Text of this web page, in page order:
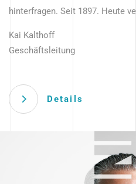
hinterfragen. Seit 1897. Heute
Kai Kalthoff
Geschäftsleitung
Details